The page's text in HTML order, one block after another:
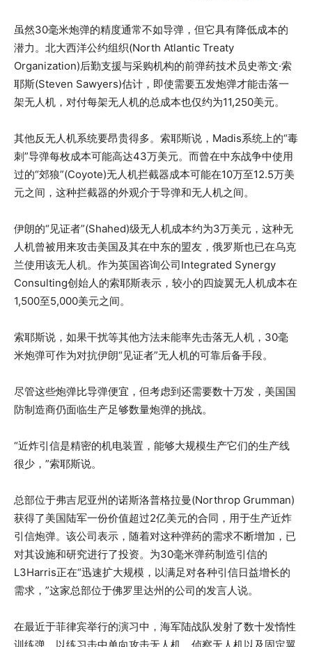
虽然30毫米炮弹的精度通常不如导弹，但它具有降低成本的
潜力。北大西洋公约组织(North Atlantic Treaty
Organization)后勤支援与采购机构的前弹药技术员史蒂文·索
耶斯(Steven Sawyers)估计，即使需要五发炮弹才能击落一
架无人机，对付每架无人机的总成本也仅约为11,250美元。
其他反无人机系统要昂贵得多。索耶斯说，Madis系统上的“毒
刺”导弹每枚成本可能高达43万美元。而曾在中东战争中使用
过的“郊狼”(Coyote)无人机拦截器成本可能在10万至12.5万美
元之间，这种拦截器的外观介于导弹和无人机之间。
伊朗的“见证者”(Shahed)级无人机成本约为3万美元，这种无
人机曾被用来攻击美国及其在中东的盟友，俄罗斯也已在乌克
兰使用该无人机。作为英国咨询公司Integrated Synergy
Consulting创始人的索耶斯表示，较小的四旋翼无人机成本在
1,500至5,000美元之间。
索耶斯说，如果干扰等其他方法未能率先击落无人机，30毫
米炮弹可作为对抗伊朗“见证者”无人机的可靠后备手段。
尽管这些炮弹比导弹便宜，但考虑到还需要数十万发，美国国
防制造商仍面临生产足够数量炮弹的挑战。
“近炸引信是精密的机电装置，能够大规模生产它们的生产线
很少，”索耶斯说。
总部位于弗吉尼亚州的诺斯洛普格拉曼(Northrop Grumman)
获得了美国陆军一份价值超过2亿美元的合同，用于生产近炸
引信炮弹。该公司表示，随着对这种弹药的需求不断增加，已
对其设施和研究进行了投资。为30毫米弹药制造引信的
L3Harris正在“迅速扩大规模，以满足对各种引信日益增长的
需求，”这家总部位于佛罗里达州的公司的发言人说。
在最近于菲律宾举行的演习中，海军陆战队发射了数十发惰性